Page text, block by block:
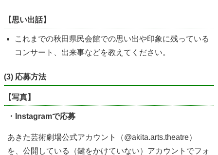
【思い出話】
これまでの秋田県民会館での思い出や印象に残っている
コンサート、出来事などを教えてください。
(3) 応募方法
【写真】
・Instagramで応募
あきた芸術劇場公式アカウント（@akita.arts.theatre）
を、公開している（鍵をかけていない）アカウントでフォ